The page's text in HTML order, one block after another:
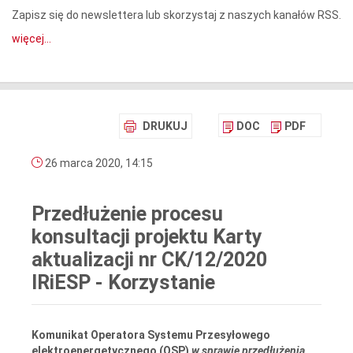
Zapisz się do newslettera lub skorzystaj z naszych kanałów RSS.
więcej...
DRUKUJ DOC PDF
26 marca 2020, 14:15
Przedłużenie procesu
konsultacji projektu Karty
aktualizacji nr CK/12/2020
IRiESP - Korzystanie
Komunikat Operatora Systemu Przesyłowego
elektroenergetycznego (OSP) w sprawie przedłużenia